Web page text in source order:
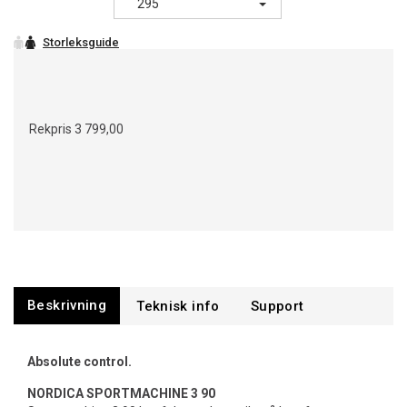
295
Rekpris 3 799,00
Beskrivning Support
Absolute control.
NORDICA SPORTMACHINE 3 90